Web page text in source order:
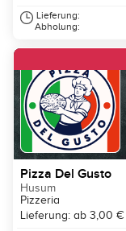
Lieferung:
Abholung:
Pizza Del Gusto
Husum
Pizzeria
Lieferung: ab 3,00 €